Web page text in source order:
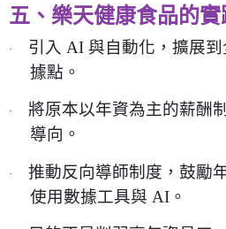
五、樂天健康食品的實
· 引入 AI 與自動化，擴展到
據點。
·
將原本以年資為主的薪酬
導向。
·
推動反向導師制度，鼓勵
使用數據工具與 AI 。